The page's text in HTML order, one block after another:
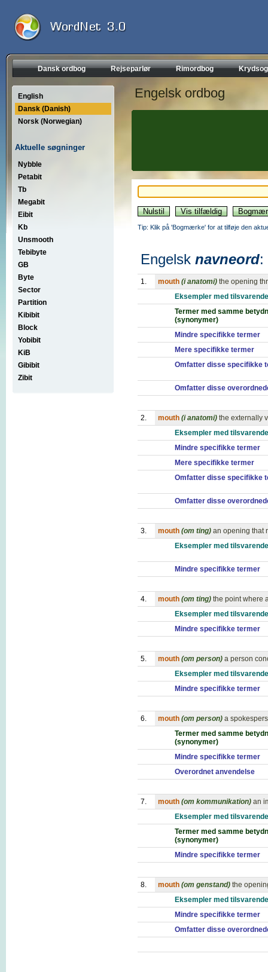
Dansk ordbog Rejseparlør Rimordbog
English
Dansk (Danish)
Norsk (Norwegian)
Aktuelle søgninger
Nybble
Petabit
Tb
Megabit
Eibit
Kb
Unsmooth
Tebibyte
GB
Byte
Sector
Partition
Kibibit
Block
Yobibit
KiB
Gibibit
Zibit
Engelsk ordbog
Tip: Klik på 'Bogmærke' for at tilføje den
Engelsk navneord:
1. mouth (i anatomi) the opening
Eksempler med
Termer med samme
(synonymer)
Mindre specifikke termer
Mere specifikke termer
Omfatter disse specifikke
Omfatter disse
2. mouth (i anatomi) the externally
Eksempler med
Mindre specifikke termer
Mere specifikke termer
Omfatter disse specifikke
Omfatter disse
3. mouth (om ting) an opening that
Eksempler med
Mindre specifikke termer
4. mouth (om ting) the point where
Eksempler med
Mindre specifikke termer
5. mouth (om person) a person
Eksempler med
Mindre specifikke termer
6. mouth (om person) a
Termer med samme
(synonymer)
Mindre specifikke termer
Overordnet anvendelse
7. mouth (om kommunikation) an
Eksempler med
Termer med samme
(synonymer)
Mindre specifikke termer
8. mouth (om genstand) the
Eksempler med
Mindre specifikke termer
Omfatter disse